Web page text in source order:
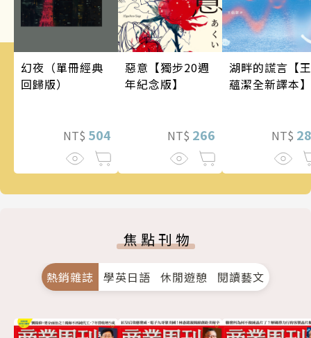
幻夜（單冊經典
回歸版）
NT$ 504
惡意【獨步20週
年紀念版】
NT$ 266
湖畔的謊言【王
蘊潔全新譯本】
NT$
焦點刊物
熱銷雜誌 學英日語 休閒遊憩 閱讀藝文